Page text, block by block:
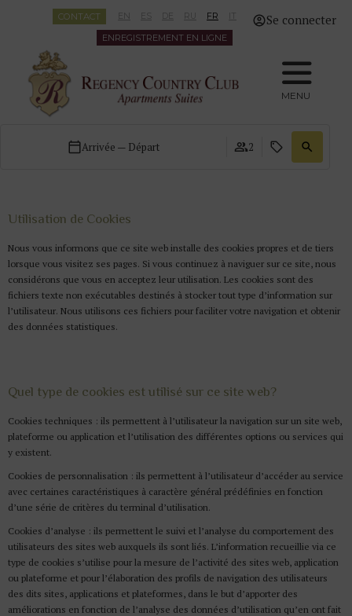
Se connecter
EN ES DE RU FR IT
CONTACT
ENREGISTREMENT EN LIGNE
MENU
Arrivée — Départ 2
Utilisation de Cookies
Nous vous informons que ce site web installe des cookies propres et de tiers
lorsque vous visitez ses pages. Si vous continuez à naviguer sur ce site, nous
considérons que vous en acceptez leur utilisation. Les cookies sont des
fichiers texte non exécutables destinés à stocker tout type d’information sur
l’utilisateur. Nous utilisons ces fichiers pour faciliter votre navigation et obtenir
des données statistiques.
Quel type de cookies est utilisé sur ce site web?
Cookies techniques : ils permettent à l’utilisateur la navigation sur un site web,
plateforme ou application et l’utilisation des différentes options ou services qui
y existent.
Cookies de personnalisation : ils permettent à l’utilisateur d’accéder au service
avec certaines caractéristiques à caractère général prédéfinies en fonction
d’une série de critères du terminal d’utilisation.
Cookies d’analyse : ils permettent le suivi et l’analyse du comportement des
utilisateurs des sites web auxquels ils sont liés. L’information recueillie via ce
type de cookies s’utilise pour la mesure de l’activité des sites web, application
ou plateforme et pour l’élaboration des profils de navigation des utilisateurs
des dits sites, applications et plateformes, dans le but d’apporter des
améliorations en fonction de l’analyse des données d’utilisation qu’en ont fait